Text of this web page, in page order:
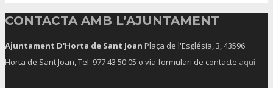
CONTACTA AMB L’AJUNTAMENT
Ajuntament D'Horta de Sant Joan Plaça de l'Església, 3, 43596
Horta de Sant Joan, Tel. 977 43 50 05 o vía formulari de contacte aquí